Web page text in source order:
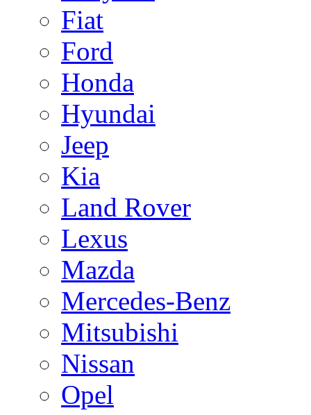
Fiat
Ford
Honda
Hyundai
Jeep
Kia
Land Rover
Lexus
Mazda
Mercedes-Benz
Mitsubishi
Nissan
Opel